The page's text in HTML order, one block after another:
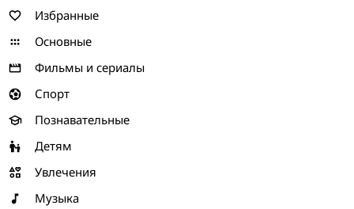
Избранные
Основные
Фильмы и сериалы
Спорт
Познавательные
Детям
Увлечения
Музыка